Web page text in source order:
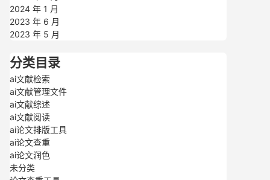
2024 年 1 月
2023 年 6 月
2023 年 5 月
分类目录
ai文献检索
ai文献管理文件
ai文献综述
ai文献阅读
ai论文排版工具
ai论文查重
ai论文润色
未分类